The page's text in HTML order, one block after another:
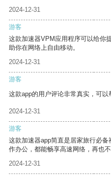
2024-12-31
游客
这款加速器VPM应用程序可以给你
助你在网络上自由移动。
2024-12-31
游客
这款app的用户评论非常真实，可以
2024-12-31
游客
这款加速器app简直是居家旅行必
作办公，都能畅享高速网络，再也
2024-12-31